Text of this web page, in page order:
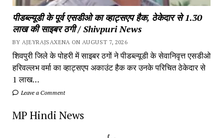
पीडब्ल्यूडी के पूर्व एसडीओ का व्हाट्सएप हैक, ठेकेदार से 1.30
लाख की साइबर ठगी / Shivpuri News
BY AJEYRAJSAXENA ON AUGUST 7, 2026
शिवपुरी जिले के पोहरी में साइबर ठगों ने पीडब्ल्यूडी के सेवानिवृत्त एसडीओ
हरिवल्लभ वर्मा का व्हाट्सएप अकाउंट हैक कर उनके परिचित ठेकेदार से
1 लाख…
Leave a Comment
MP Hindi News